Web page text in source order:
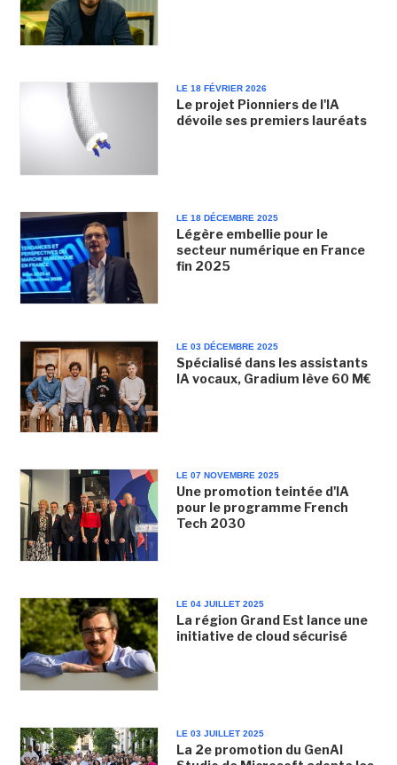
LE 18 FÉVRIER 2026
Le projet Pionniers de l'IA
dévoile ses premiers lauréats
LE 18 DÉCEMBRE 2025
Légère embellie pour le
secteur numérique en France
fin 2025
LE 03 DÉCEMBRE 2025
Spécialisé dans les assistants
IA vocaux, Gradium lève 60 M€
LE 07 NOVEMBRE 2025
Une promotion teintée d'IA
pour le programme French
Tech 2030
LE 04 JUILLET 2025
La région Grand Est lance une
initiative de cloud sécurisé
LE 03 JUILLET 2025
La 2e promotion du GenAI